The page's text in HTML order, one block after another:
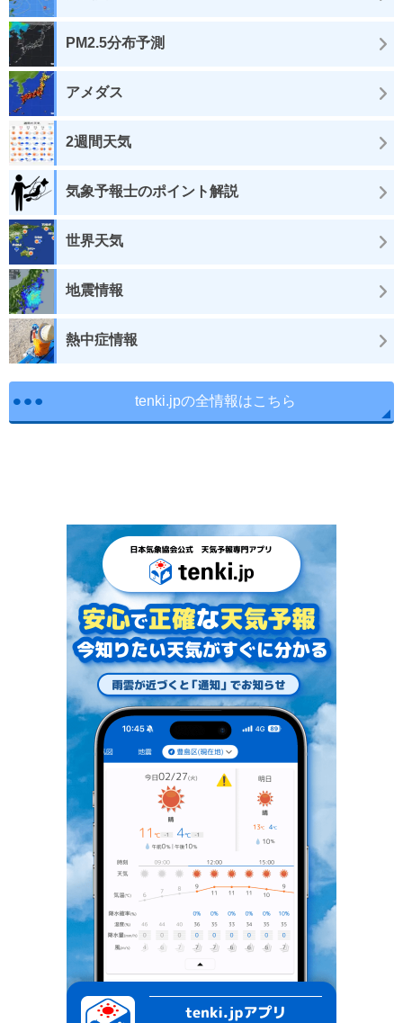
PM2.5分布予測
アメダス
2週間天気
気象予報士のポイント解説
世界天気
地震情報
熱中症情報
tenki.jpの全情報はこちら